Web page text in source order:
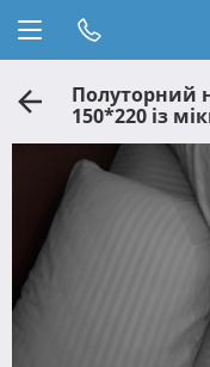
Полуторний
150*220 із
№20174405